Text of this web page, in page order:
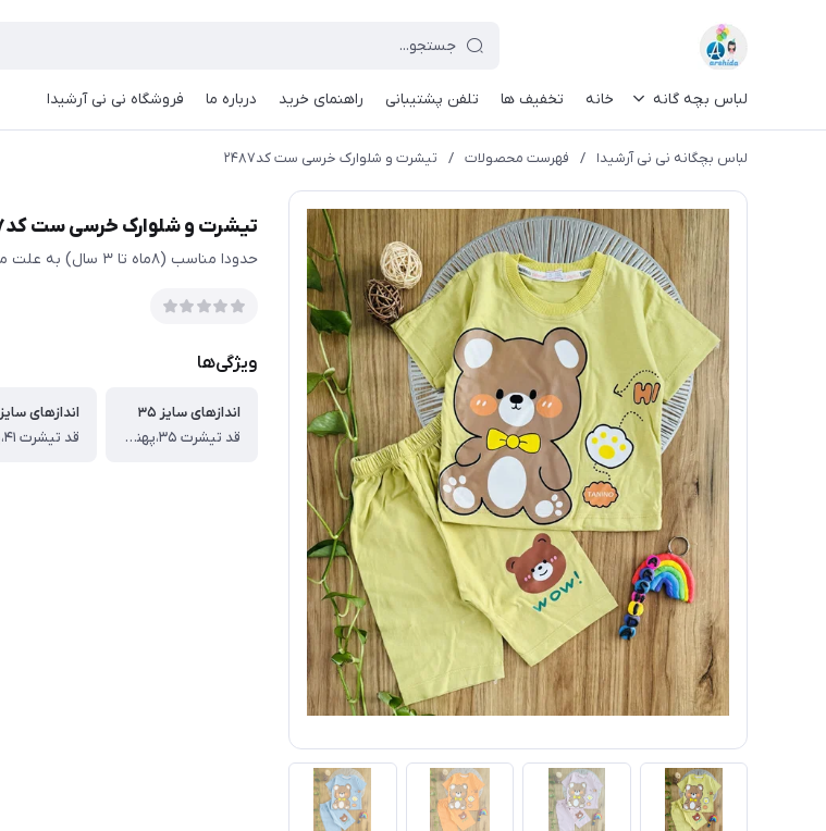
لباس بچه گانه خانه تخفیف ها تلفن پشتیبانی راهنمای خرید درباره ما فروشگاه نی نی آرشیدا
لباس بچگانه نی نی آرشیدا / فهرست محصولات / تیشرت و شلوارک خرسی ست کد۲۴۸۷
تیشرت و شلوارک خرسی ست کد۲۴۸۷
حدودا مناسب (۸ماه تا ۳ سال) به علت متفاوت بودن قواره تولیدی ها حتما اندازها چک شود
ویژگی‌ها
اندازهای سایز ۳۵
قد تیشرت ۳۵،پهنا از یک طرف ۳۷،قد شلوارک ۳۳
اندازهای سایز ۴۰